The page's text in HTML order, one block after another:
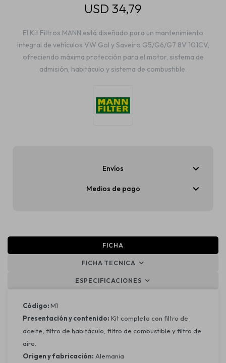
USD 34,79
El Kit Filtros MANN está diseñado para un mantenimiento
integral de vehículos VW Gol y Saveiro G5/G6/G7 8V 101CV,
ofreciendo máxima protección para el motor, sistema de
admisión, habitáculo y sistema de combustible.
Envíos
Medios de pago
FICHA
FICHA TECNICA
ESPECIFICACIONES
Código:M1
Presentación y contenido: Kit completo con filtro de
aceite, filtro de habitáculo, filtro de combustible y filtro de
aire.
Origen y fabricación: Alemania
Servicios